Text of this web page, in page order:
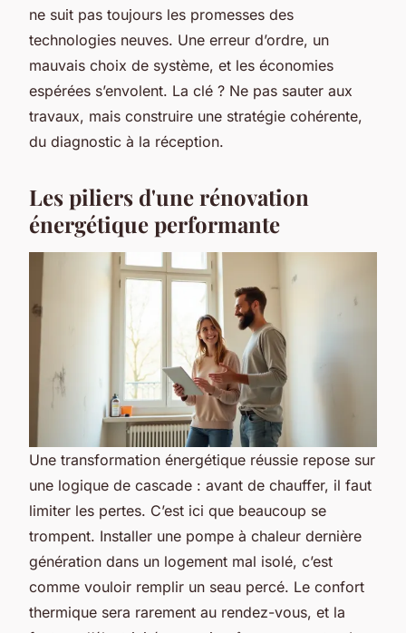
ne suit pas toujours les promesses des
technologies neuves. Une erreur d’ordre, un
mauvais choix de système, et les économies
espérées s’envolent. La clé ? Ne pas sauter aux
travaux, mais construire une stratégie cohérente,
du diagnostic à la réception.
Les piliers d'une rénovation
énergétique performante
Une transformation énergétique réussie repose sur
une logique de cascade : avant de chauffer, il faut
limiter les pertes. C’est ici que beaucoup se
trompent. Installer une pompe à chaleur dernière
génération dans un logement mal isolé, c’est
comme vouloir remplir un seau percé. Le confort
thermique sera rarement au rendez-vous, et la